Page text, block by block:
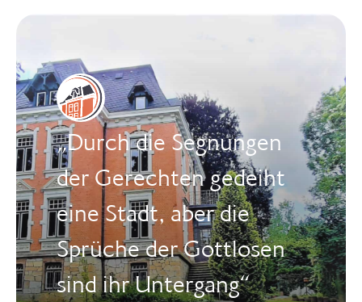
„Durch die Segnungen
der Gerechten gedeiht
eine Stadt, aber die
Sprüche der Gottlosen
sind ihr Untergang“